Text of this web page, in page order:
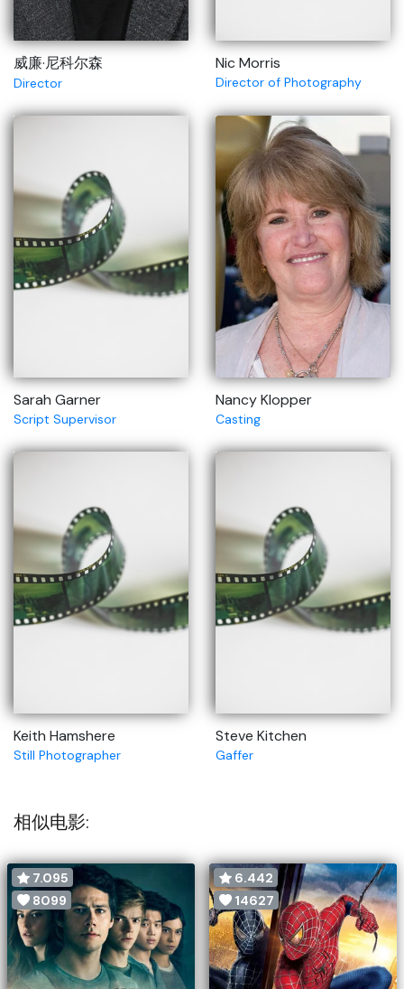
威廉·尼科尔森
Director
Nic Morris
Director of Photography
Sarah Garner
Script Supervisor
Nancy Klopper
Casting
Keith Hamshere
Still Photographer
Steve Kitchen
Gaffer
相似电影:
7.095
8099
6.442
14627